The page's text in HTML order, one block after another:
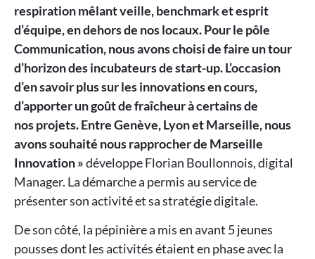
respiration mêlant veille, benchmark et esprit
d’équipe, en dehors de nos locaux. Pour le pôle
Communication, nous avons choisi de faire un tour
d’horizon des incubateurs de start-up. L’occasion
d’en savoir plus sur les innovations en cours,
d’apporter un goût de fraîcheur à certains de
nos projets. Entre Genève, Lyon et Marseille, nous
avons souhaité nous rapprocher de Marseille
Innovation »développe Florian Boullonnois, digital
Manager. La démarche a permis au service de
présenter son activité et sa stratégie digitale.
De son côté, la pépinière a mis en avant 5 jeunes
pousses dont les activités étaient en phase avec la